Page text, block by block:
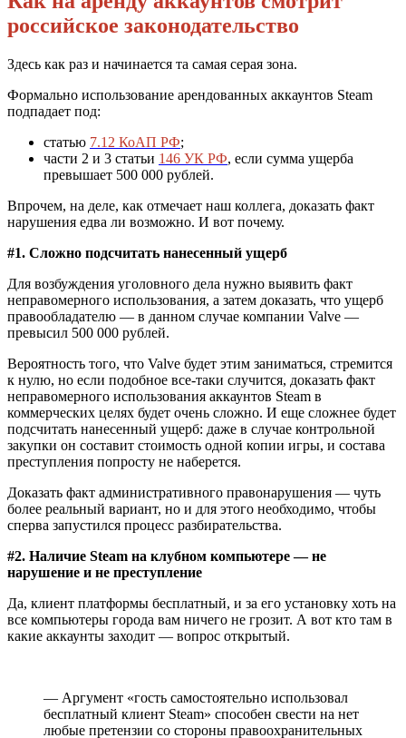
российское законодательство
Здесь как раз и начинается та самая серая зона.
Формально использование арендованных аккаунтов Steam
подпадает под:
статью 7.12 КоАП РФ;
части 2 и 3 статьи 146 УК РФ, если сумма ущерба
превышает 500 000 рублей.
Впрочем, на деле, как отмечает наш коллега, доказать факт
нарушения едва ли возможно. И вот почему.
#1. Сложно подсчитать нанесенный ущерб
Для возбуждения уголовного дела нужно выявить факт
неправомерного использования, а затем доказать, что ущерб
правообладателю — в данном случае компании Valve —
превысил 500 000 рублей.
Вероятность того, что Valve будет этим заниматься, стремится
к нулю, но если подобное все-таки случится, доказать факт
неправомерного использования аккаунтов Steam в
коммерческих целях будет очень сложно. И еще сложнее будет
подсчитать нанесенный ущерб: даже в случае контрольной
закупки он составит стоимость одной копии игры, и состава
преступления попросту не наберется.
Доказать факт административного правонарушения — чуть
более реальный вариант, но и для этого необходимо, чтобы
сперва запустился процесс разбирательства.
#2. Наличие Steam на клубном компьютере — не
нарушение и не преступление
Да, клиент платформы бесплатный, и за его установку хоть на
все компьютеры города вам ничего не грозит. А вот кто там в
какие аккаунты заходит — вопрос открытый.
— Аргумент «гость самостоятельно использовал
бесплатный клиент Steam» способен свести на нет
любые претензии со стороны правоохранительных